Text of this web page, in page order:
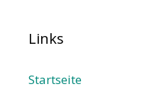
Links
Startseite